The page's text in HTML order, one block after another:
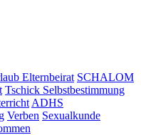
Elternbeirat SCHALOM
Tschick Selbstbestimmung
ADHS
Verben Sexualkunde